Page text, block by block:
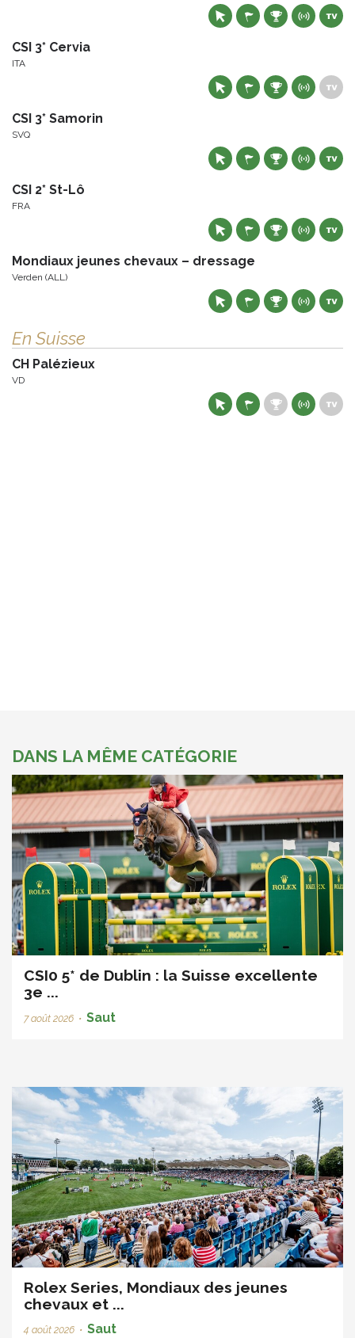
CSI 3* Cervia
ITA
CSI 3* Samorin
SVQ
CSI 2* St-Lô
FRA
Mondiaux jeunes chevaux – dressage
Verden (ALL)
En Suisse
CH Palézieux
VD
DANS LA MÊME CATÉGORIE
CSI0 5* de Dublin : la Suisse excellente
3e ...
7 août 2026 • Saut
Rolex Series, Mondiaux des jeunes
chevaux et ...
4 août 2026 • Saut